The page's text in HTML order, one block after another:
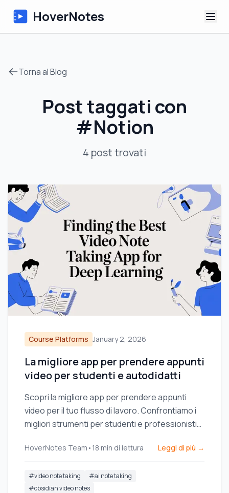
HoverNotes
Appunti Video IA
Tutorial
Torna al Blog
Post taggati con
#Notion
4 posttrovati
Course Platforms January 2, 2026
La migliore app per prendere appunti
video per studenti e autodidatti
Scopri la migliore app per prendere appunti
video per il tuo flusso di lavoro. Confrontiamo i
migliori strumenti per studenti e professionisti
HoverNotes Team • 18 min di lettura Leggi di più →
#video note taking #ai note taking
#obsidian video notes